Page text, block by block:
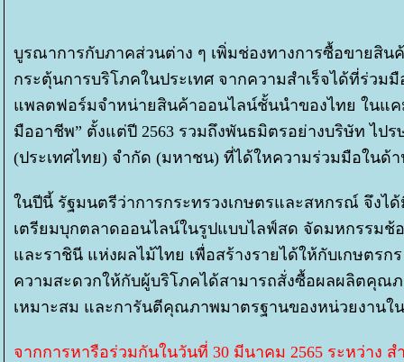
บูรณาการกับภาคส่วนต่าง ๆ เพิ่มช่องทางการซื้อขายสิน
กระตุ้นการบริโภคในประเทศ จากความสำเร็จได้ที่ร่วม
พลตฟอร์มจำหน่ายสินค้าออนไลน์ชั้นนำของไทย ในแค
มืออาชีพ” ตั้งแต่ปี 2563 รวมถึงพันธมิตรอย่างบริษัท ไป
(ประเทศไทย) จำกัด (มหาชน) ที่ได้ใหความร่วมมือใน
นปีนี้ รัฐมนตรีว่าการกระทรวงเกษตรและสหกรณ์ จึงไ
เตรียมบุกตลาดออนไลน์ในรูปแบบไลฟ์สด จัดมหกรรมช้
ละราชินี แห่งผลไม้ไทย เพื่อสร้างรายได้ให้กับเกษตร
ความสะดวกให้กับผู้บริโภคได้สามารถสั่งซื้อผลผลิตคุณ
เหมาะสม และการันตีคุณภาพมาตรฐานของหน่วยงานใ
จากการหารือร่วมกันในวันที่ 30 มีนาคม 2565 ระหว่าง ส